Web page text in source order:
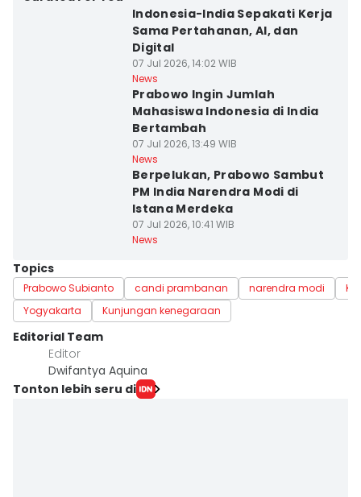
Indonesia-India Sepakati Kerja
Sama Pertahanan, AI, dan
Digital
07 Jul 2026, 14:02 WIB
News
Prabowo Ingin Jumlah
Mahasiswa Indonesia di India
Bertambah
07 Jul 2026, 13:49 WIB
News
Berpelukan, Prabowo Sambut
PM India Narendra Modi di
Istana Merdeka
07 Jul 2026, 10:41 WIB
News
Topics
Prabowo Subianto candi prambanan narendra modi
Ki
Yogyakarta
Kunjungan kenegaraan
Editorial Team
Editor
Dwifantya Aquina
Tonton lebih seru di